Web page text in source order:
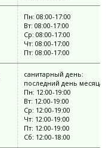
Пн: 08:00-17:00
Вт: 08:00-17:00
Ср: 08:00-17:00
Чт: 08:00-17:00
Пт: 08:00-17:00
санитарный день:
последний день месяца
Пн: 12:00-19:00
Вт: 12:00-19:00
Ср: 12:00-19:00
Чт: 12:00-19:00
Пт: 12:00-19:00
Сб: 12:00-18:00